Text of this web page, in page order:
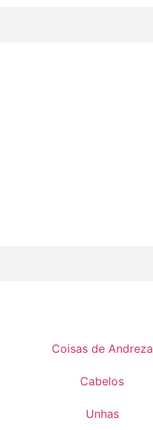
Coisas de Andreza
Cabelos
Unhas